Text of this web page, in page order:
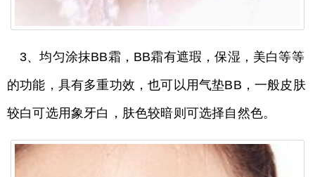
3、均匀涂抹BB霜，BB霜有遮瑕，保湿，美白等等
的功能，具有多重功效，也可以用气垫BB，一般皮肤
较白可选用象牙白，肤色较暗则可选择自然色。